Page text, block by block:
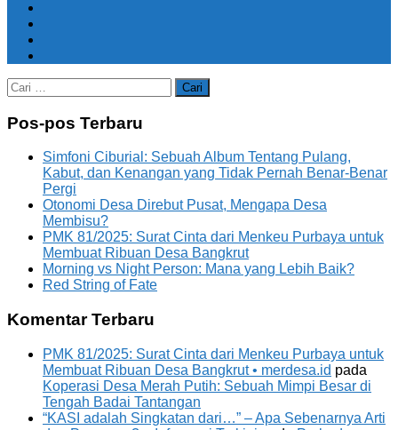
Cari
untuk:
Pos-pos Terbaru
Simfoni Ciburial: Sebuah Album Tentang Pulang,
Kabut, dan Kenangan yang Tidak Pernah Benar-Benar
Pergi
Otonomi Desa Direbut Pusat, Mengapa Desa
Membisu?
PMK 81/2025: Surat Cinta dari Menkeu Purbaya untuk
Membuat Ribuan Desa Bangkrut
Morning vs Night Person: Mana yang Lebih Baik?
Red String of Fate
Komentar Terbaru
PMK 81/2025: Surat Cinta dari Menkeu Purbaya untuk
Membuat Ribuan Desa Bangkrut • merdesa.id pada
Koperasi Desa Merah Putih: Sebuah Mimpi Besar di
Tengah Badai Tantangan
“KASI adalah Singkatan dari…” – Apa Sebenarnya Arti